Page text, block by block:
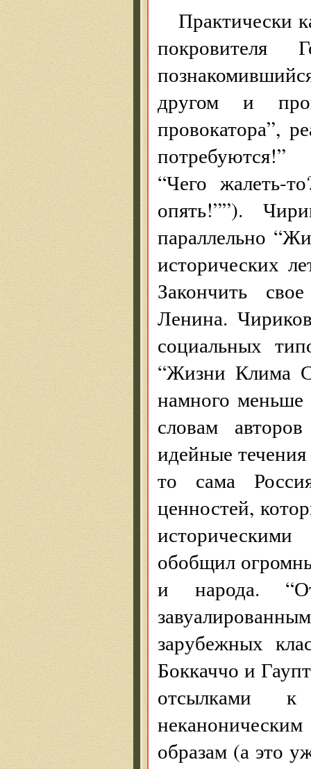
Практически
другом и
провокатора”,
потребуются!”
“Чего жалеть-
опять!””).
параллельно
исторических
Закончить
Ленина.
социальных
“Жизни Клима
намного меньше
словам
идейные
то сама
ценностей,
обобщил
и народа.
зарубежных
Боккаччо и
отсылками к
образам (а это